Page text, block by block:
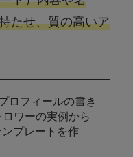
たせ、質の高いア
ロフィールの書き
ワーの実例から
プレートを作